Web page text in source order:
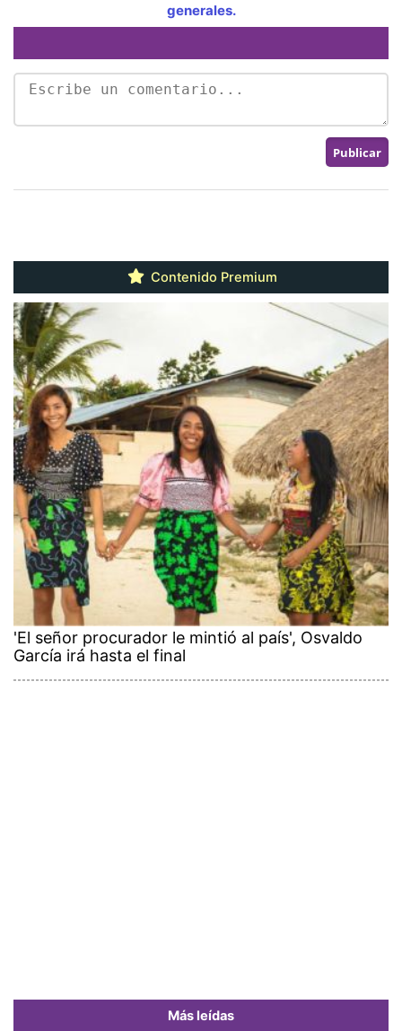
generales.
Contenido Premium
'El señor procurador le mintió al país', Osvaldo
García irá hasta el final
Más leídas